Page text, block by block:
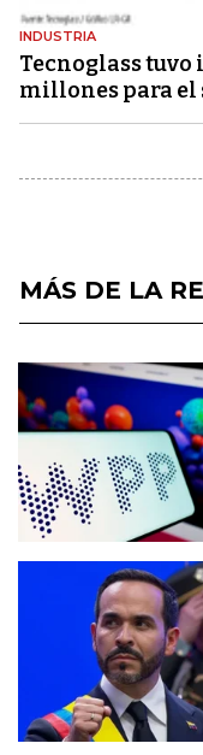
INDUSTRIA
Tecnoglass tuvo
millones para
MÁS DE LA